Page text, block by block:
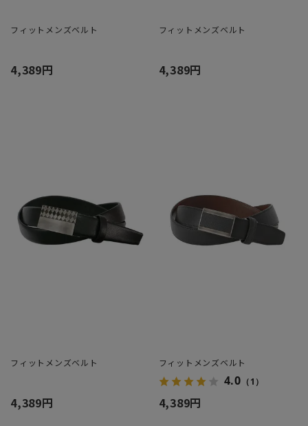
フィットメンズベルト
4,389円
フィットメンズベルト
4,389円
フィットメンズベルト
4,389円
フィットメンズベルト
4.0 （1）
4,389円